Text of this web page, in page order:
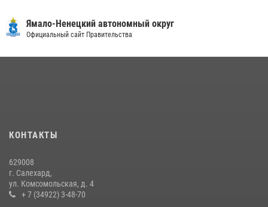
«Росгвардия. Вехи истории»: войска правопорядка на охране
стратегических объектов поверженной Германии (видео)
20 июля 2026, 09:03
Ямало-Ненецкий автономный округ
Официальный сайт Правительства
КОНТАКТЫ
629008
г. Салехард,
ул. Комсомольская, д. 4
+ 7 (34922) 3-48-70